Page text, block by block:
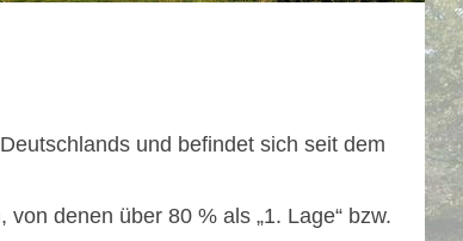
und befindet sich seit dem
denen über 80 % als „1. Lage“ bzw.